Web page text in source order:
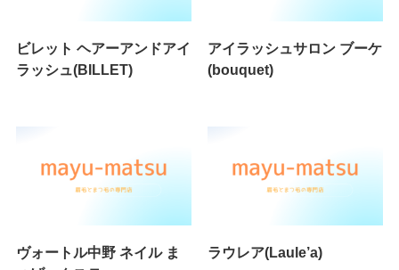
ビレット ヘアーアンドアイ
ラッシュ(BILLET)
アイラッシュサロン ブーケ
(bouquet)
ヴォートル中野 ネイル ま
ラウレア(Laule’a)